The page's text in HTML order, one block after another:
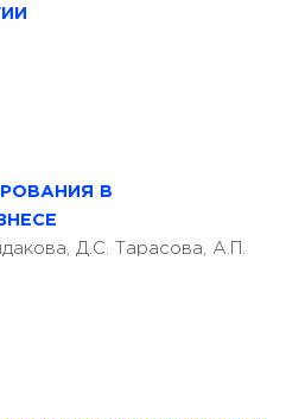
В
Д.С. Тарасова, А.П.